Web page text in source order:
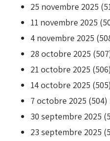
25 novembre 2025
11 novembre 2025
4 novembre 2025
28 octobre 2025
21 octobre 2025
14 octobre 2025
7 octobre 2025 (504)
30 septembre 2025
23 septembre 2025